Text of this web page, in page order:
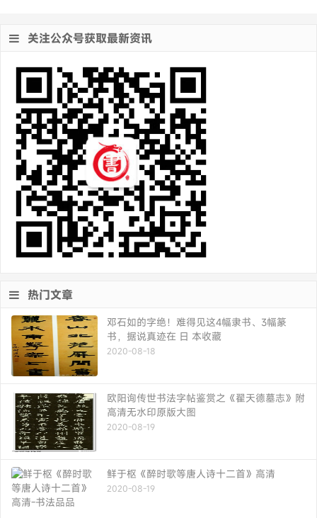
关注公众号获取最新资讯
热门文章
邓石如的字绝！难得见这4幅隶书、3幅篆
书，据说真迹在 日 本收藏
2020-08-18
欧阳询传世书法字帖鉴赏之《翟天德墓志》附
高清无水印原版大图
2020-08-19
鲜于枢《醉时歌等唐人诗十二首》高清
2020-08-19